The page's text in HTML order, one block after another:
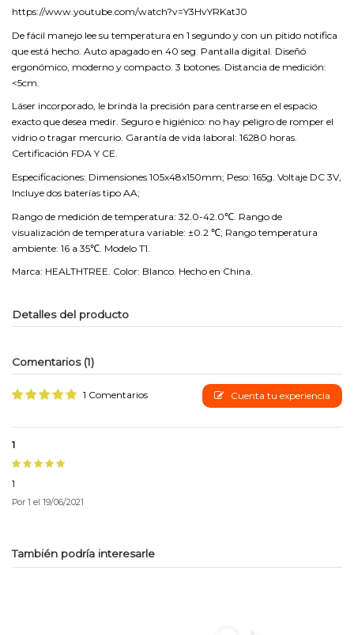
https://www.youtube.com/watch?v=Y3HvYRKatJ0
De fácil manejo lee su temperatura en 1 segundo y con un pitido notifica
que está hecho. Auto apagado en 40 seg. Pantalla digital. Diseñó
ergonómico, moderno y compacto. 3 botones. Distancia de medición:
<5cm.
Láser incorporado, le brinda la precisión para centrarse en el espacio
exacto que desea medir. Seguro e higiénico: no hay peligro de romper el
vidrio o tragar mercurio. Garantía de vida laboral: 16280 horas.
Certificación FDA Y CE.
Especificaciones: Dimensiones 105x48x150mm; Peso: 165g. Voltaje DC 3V,
Incluye dos baterías tipo AA;
Rango de medición de temperatura: 32.0-42.0℃. Rango de
visualización de temperatura variable: ±0.2 ℃; Rango temperatura
ambiente: 16 a 35℃. Modelo T1.
Marca: HEALTHTREE. Color: Blanco. Hecho en China.
Detalles del producto
Comentarios (1)
1 Comentarios Cuenta tu experiencia
1
1
Por 1 el 19/06/2021
También podría interesarle